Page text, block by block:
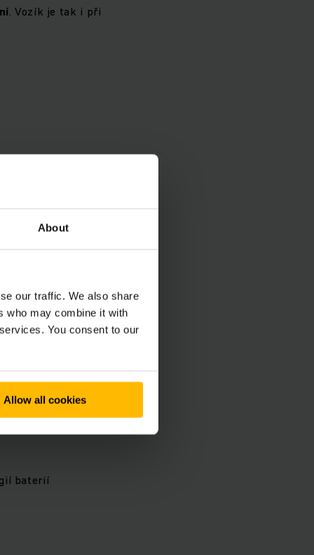
About
our traffic. We also share
who may combine it with
You consent to our
Allow all cookies
. Vozík je tak i při
baterií